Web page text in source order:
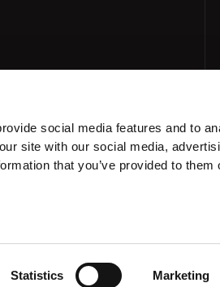
social media features and to
site with our social media,
that you’ve provided to them
Statistics Marketing